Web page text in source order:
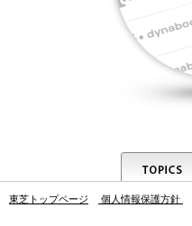
東芝トップページ 個人情報保護方針